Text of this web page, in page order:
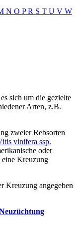
N O PR S T U V W
sich um die gezielte
Arten, z.B.
zweier Rebsorten
vinifera ssp.
oder
eine Kreuzung
Kreuzung angegeben